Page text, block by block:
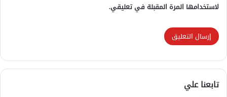
لاستخدامها المرة المقبلة في تعليقي.
تابعنا علي